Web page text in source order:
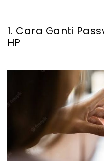
1. Cara Ganti
HP